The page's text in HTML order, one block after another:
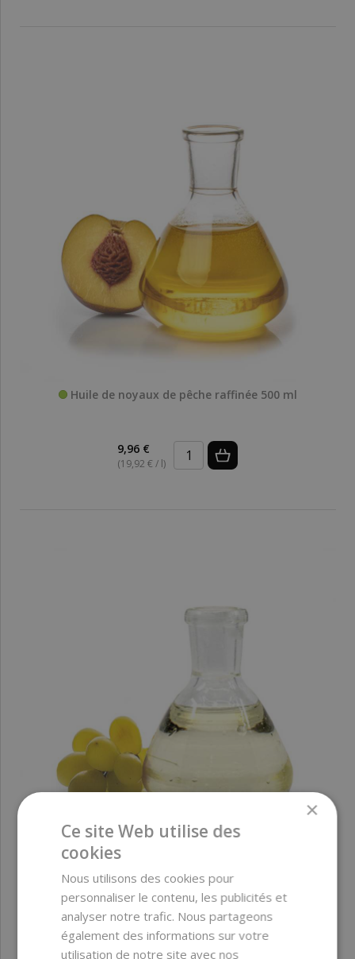
Huile de noyaux de pêche raffinée 500 ml
9,96 €
(19,92 € / l)
Huile de pépins de raisin, raffinée 500 ml
7,86 €
×
Ce site Web utilise des
cookies
Nous utilisons des cookies pour
personnaliser le contenu, les publicités et
analyser notre trafic. Nous partageons
également des informations sur votre
utilisation de notre site avec nos